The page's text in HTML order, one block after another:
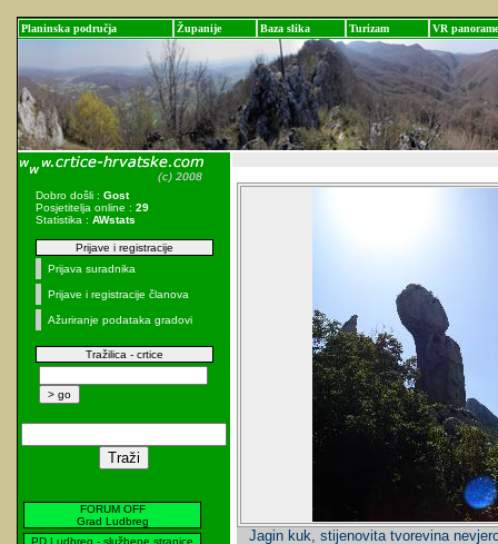
Planinska područja Županije Baza slika Turizam VR panorame
Dobro došli : Gost
Posjetitelja online : 29
Statistika : AWstats
Prijave i registracije
Prijava suradnika
Prijave i registracije članova
Ažuriranje podataka gradovi
Tražilica - crtice
FORUM OFF
Grad Ludbreg
PD Ludbreg - službene stranice
Jagin kuk, stijenovita tvorevina